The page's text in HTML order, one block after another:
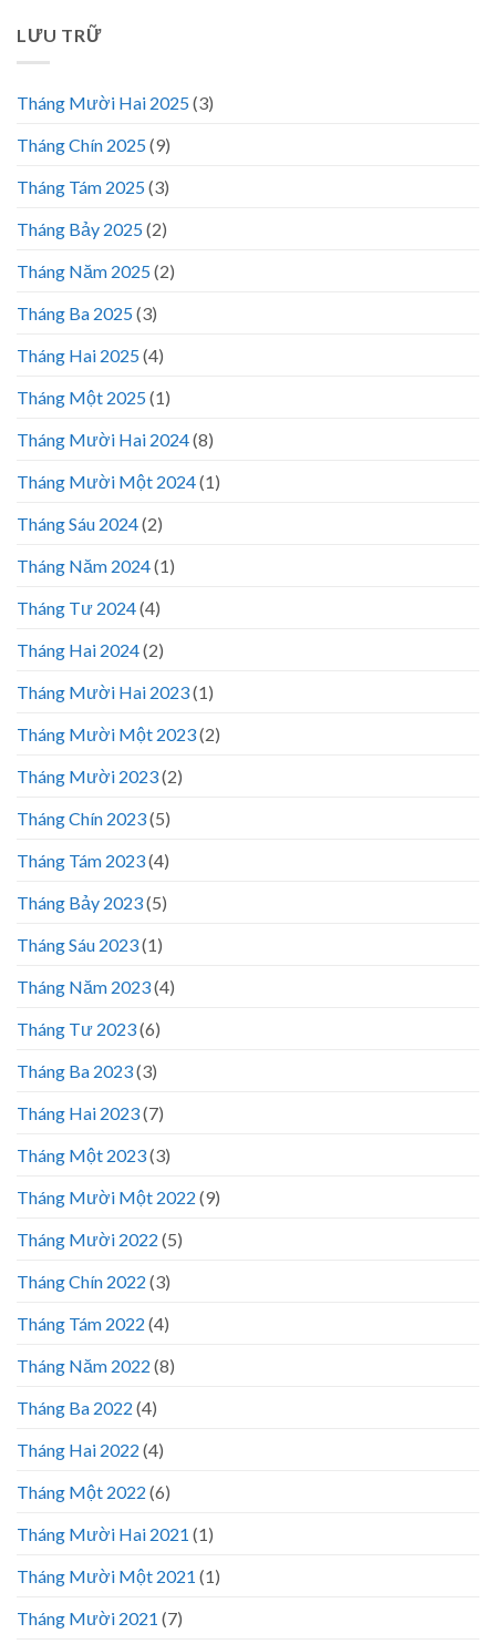
LƯU TRỮ
Tháng Mười Hai 2025(3)
Tháng Chín 2025(9)
Tháng Tám 2025(3)
Tháng Bảy 2025(2)
Tháng Năm 2025(2)
Tháng Ba 2025(3)
Tháng Hai 2025(4)
Tháng Một 2025(1)
Tháng Mười Hai 2024(8)
Tháng Mười Một 2024(1)
Tháng Sáu 2024(2)
Tháng Năm 2024(1)
Tháng Tư 2024(4)
Tháng Hai 2024(2)
Tháng Mười Hai 2023(1)
Tháng Mười Một 2023(2)
Tháng Mười 2023(2)
Tháng Chín 2023(5)
Tháng Tám 2023(4)
Tháng Bảy 2023(5)
Tháng Sáu 2023(1)
Tháng Năm 2023(4)
Tháng Tư 2023(6)
Tháng Ba 2023(3)
Tháng Hai 2023(7)
Tháng Một 2023(3)
Tháng Mười Một 2022 (9)
Tháng Mười 2022 (5)
Tháng Chín 2022 (3)
Tháng Tám 2022 (4)
Tháng Năm 2022 (8)
Tháng Ba 2022 (4)
Tháng Hai 2022 (4)
Tháng Một 2022 (6)
Tháng Mười Hai 2021 (1)
Tháng Mười Một 2021 (1)
Tháng Mười 2021 (7)